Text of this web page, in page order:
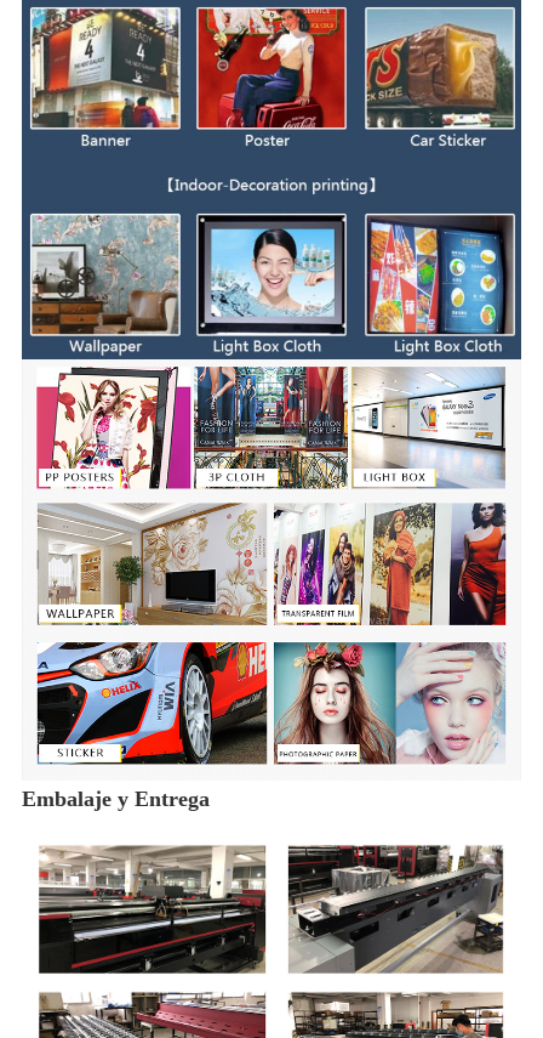
Embalaje y Entrega